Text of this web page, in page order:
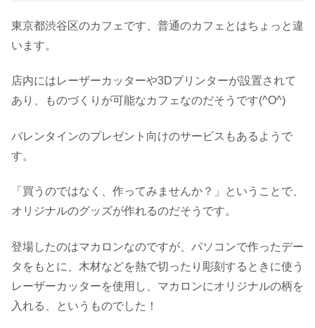
東京都渋谷区のカフェです、普通のカフェとはちょっと違
います。
店内にはレーザーカッターや3Dプリンターが設置されて
あり、ものづくりが可能なカフェなのだそうです(^O^)
バレンタインのプレゼント向けのサービスもあるようで
す。
「買うのではなく、作ってみませんか？」ということで、
オリジナルのグッズが作れるのだそうです。
登場したのはマカロンなのですが、パソコンで作ったデー
タをもとに、木材などを熱で切ったり彫刻するときに使う
レーザーカッターを使用し、マカロンにオリジナルの柄を
入れる、というものでした！